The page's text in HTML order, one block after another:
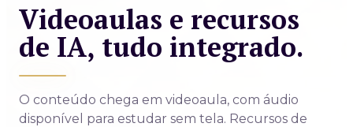
Videoaulas e recursos
de IA, tudo integrado.
O conteúdo chega em videoaula, com áudio
disponível para estudar sem tela. Recursos de